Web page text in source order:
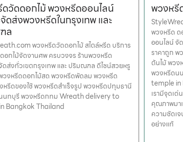
วัดดอกไม้ พวงหรีดออนไลน์
ดส่งพวงหรีดในกรุงเทพ และ
ล
พวงหรีดวัดดอกไม้ สไตล์หรีด บริการ
อกไม้จัดงานศพ ครบวงจร ร้านพวงหรีด
ดส่งทั่วเขตกรุงเทพ และ ปริมณฑล ดีไซน์สวยหรู
วงหรีดดอกไม้สด พวงหรีดพัดลม พวงหรีด
หรีดของใช้ พวงหรีดสำเร็จรูป พวงหรีดปทุมธานี
นทบุรี พวงหรีดกทม Wreath delivery to
Bangkok Thailand
พวงหรี
พวงหรีด ด
ออนไลน์ จั
ราคาถูก
ต้นไม้ พวง
พวงหรีดน
temple in
เรามีจุดเ
คุณภาพมา
ความชัดเ
อย่างแท้